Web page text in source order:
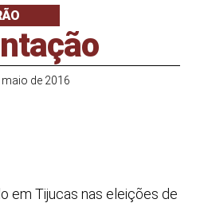
maio de 2016
em Tijucas nas eleições de